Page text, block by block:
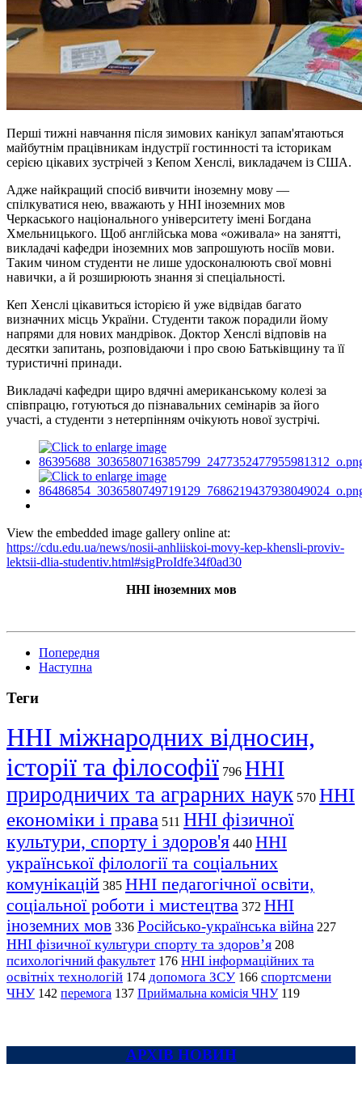
Перші тижні навчання після зимових канікул запам'ятаються
майбутнім працівникам індустрії гостинності та історикам
серією цікавих зустрічей з Кепом Хенслі, викладачем із США.
Адже найкращий спосіб вивчити іноземну мову —
спілкуватися нею, вважають у ННІ іноземних мов
Черкаського національного університету імені Богдана
Хмельницького. Щоб англійська мова «оживала» на занятті,
викладачі кафедри іноземних мов запрошують носіїв мови.
Таким чином студенти не лише удосконалюють свої мовні
навички, а й розширюють знання зі спеціальності.
Кеп Хенслі цікавиться історією й уже відвідав багато
визначних місць України. Студенти також порадили йому
напрями для нових мандрівок. Доктор Хенслі відповів на
десятки запитань, розповідаючи і про свою Батьківщину та її
туристичні принади.
Викладачі кафедри щиро вдячні американському колезі за
співпрацю, готуються до пізнавальних семінарів за його
участі, а студенти з нетерпінням очікують нової зустрічі.
View the embedded image gallery online at:
https://cdu.edu.ua/news/nosii-anhliiskoi-movy-kep-khensli-proviv-
lektsii-dlia-studentiv.html#sigProIdfe34f0ad30
ННІ іноземних мов
Попередня
Наступна
Теги
ННІ міжнародних відносин,
історії та філософії 796 ННІ
природничих та аграрних наук 570 ННІ
економіки і права 511 ННІ фізичної
культури, спорту і здоров'я 440 ННІ
української філології та соціальних
комунікацій 385 ННІ педагогічної освіти,
соціальної роботи і мистецтва 372 ННІ
іноземних мов 336 Російсько-українська війна 227
ННІ фізичної культури спорту та здоров’я 208
психологічний факультет 176 ННІ інформаційних та
освітніх технологій 174 допомога ЗСУ 166 спортсмени
ЧНУ 142 перемога 137 Приймальна комісія ЧНУ 119
АРХІВ НОВИН